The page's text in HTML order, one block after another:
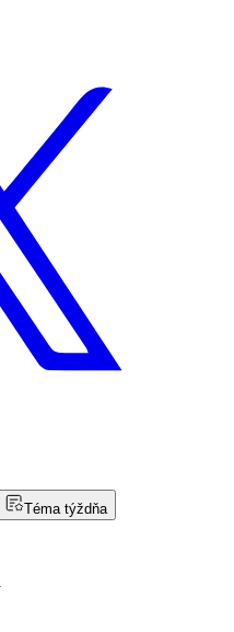
Téma týždňa